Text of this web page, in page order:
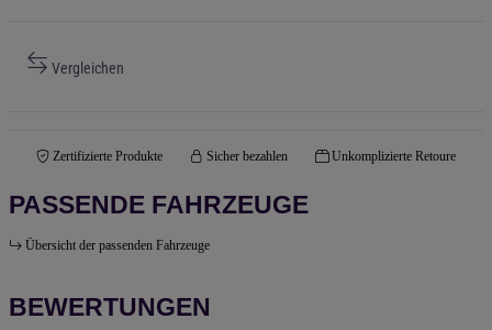
Vergleichen
Zertifizierte Produkte Sicher bezahlen Unkomplizierte Retoure
PASSENDE FAHRZEUGE
Übersicht der passenden Fahrzeuge
BEWERTUNGEN